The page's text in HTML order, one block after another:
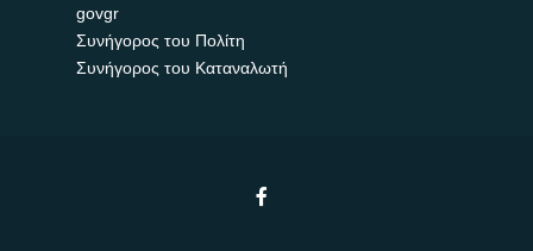
govgr
Συνήγορος του Πολίτη
Συνήγορος του Καταναλωτή